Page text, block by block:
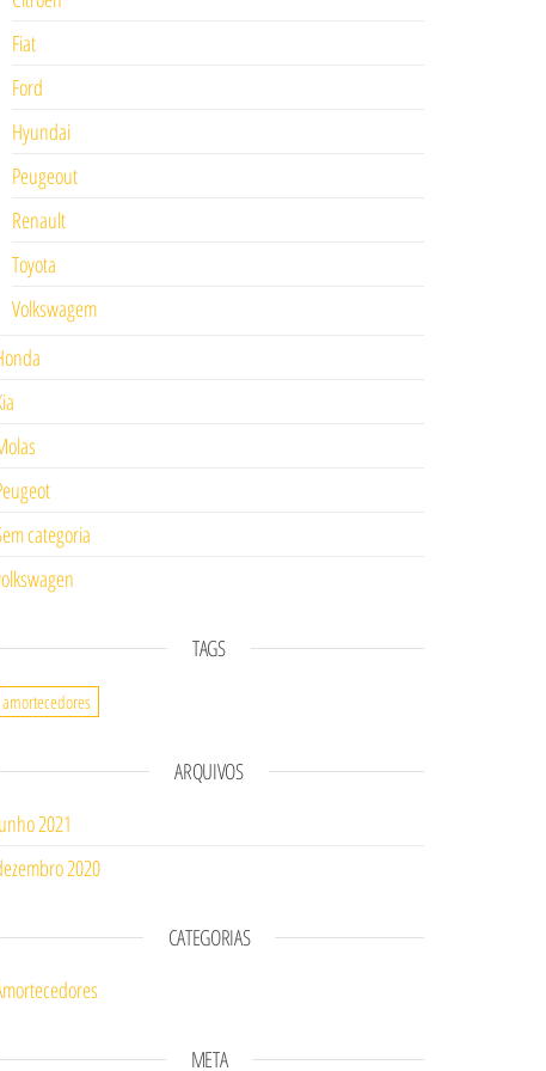
Fiat
Ford
Hyundai
Peugeout
Renault
Toyota
Volkswagem
categoria
TAGS
amortecedores
ARQUIVOS
2021
2020
CATEGORIAS
META